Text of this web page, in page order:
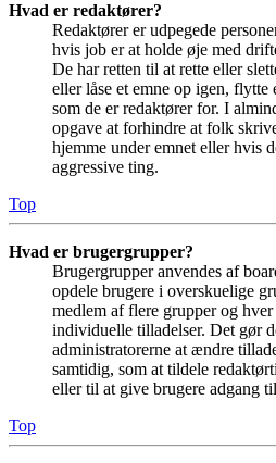
Hvad er redaktører?
Redaktører er udpegede
hvis job er at holde øje med
De har retten til at rette eller
eller låse et emne op igen,
som de er redaktører for. I
opgave at forhindre at folk
hjemme under emnet eller hvis
aggressive ting.
Top
Hvad er brugergrupper?
Brugergrupper anvendes af
opdele brugere i overskuelige
medlem af flere grupper og
individuelle tilladelser. Det gør
administratorerne at ændre
samtidig, som at tildele
eller til at give brugere adgang
Top